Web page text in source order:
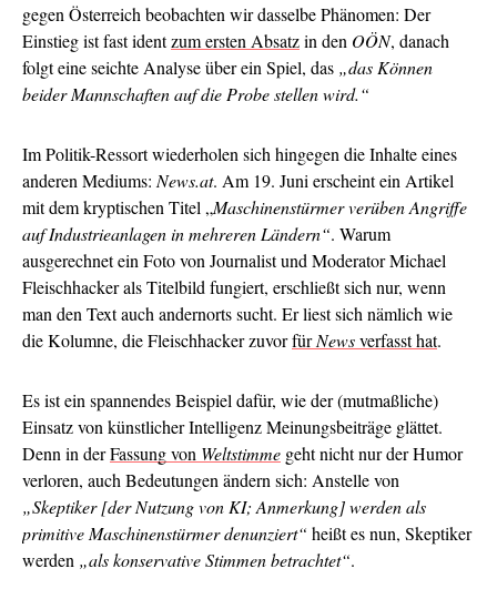
gegen Österreich beobachten wir dasselbe Phänomen: Der
Einstieg ist fast identzum ersten Absatzin den OÖN, danach
folgt eine seichte Analyse über ein Spiel, das „das Können
beider Mannschaften auf die Probe stellen wird.“
Im Politik-Ressort wiederholen sich hingegen die Inhalte eines
anderen Mediums: News.at. Am 19. Juni erscheint ein Artikel
mit dem kryptischen Titel „Maschinenstürmer verüben Angriffe
auf Industrieanlagen in mehreren Ländern“. Warum
ausgerechnet ein Foto von Journalist und Moderator Michael
Fleischhacker als Titelbild fungiert, erschließt sich nur, wenn
man den Text auch andernorts sucht. Er liest sich nämlich wie
die Kolumne, die Fleischhacker zuvorfürNewsverfasst hat.
Es ist ein spannendes Beispiel dafür, wie der (mutmaßliche)
Einsatz von künstlicher Intelligenz Meinungsbeiträge glättet.
Denn in derFassung von Weltstimme geht nicht nur der Humor
verloren, auch Bedeutungen ändern sich: Anstelle von
„Skeptiker [der Nutzung von KI; Anmerkung] werden als
primitive Maschinenstürmer denunziert“ heißt es nun, Skeptiker
werden „als konservative Stimmen betrachtet“.